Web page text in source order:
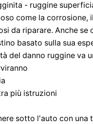
- ruggine
come la corrosione,
da riparare. Anche se
basato sulla sua
del danno ruggine va
più istruzioni
sotto l'auto con una